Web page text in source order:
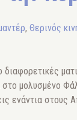
, Θερινός
διαφορετικές
στο μολυσμένο
ενάντια στους